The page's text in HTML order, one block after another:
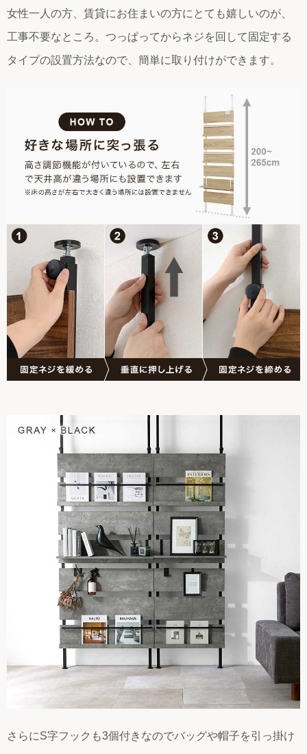
女性一人の方、賃貸にお住まいの方にとても嬉しいのが、
工事不要なところ。つっぱってからネジを回して固定する
タイプの設置方法なので、簡単に取り付けができます。
さらにS字フックも3個付きなのでバッグや帽子を引っ掛け